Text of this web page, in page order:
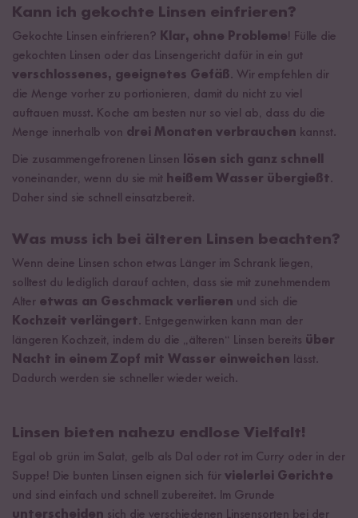
Kann ich gekochte Linsen einfrieren?
Gekochte Linsen einfrieren? Klar, ohne Probleme! Fülle die
gekochten Linsen oder das Linsengericht dafür in ein gut
verschlossenes, geeignetes Gefäß. Wir empfehlen dir
die Menge vorher zu portionieren, damit du nicht zu viel
auftauen musst. Koche am besten nur so viel ab, dass du die
Menge innerhalb von drei Monaten verbrauchen kannst.
Die zusammengefrorenen Linsen
lösen sich ganz schnell
voneinander, wenn du sie mit heißem Wasser übergießt.
Daher sind sie schnell einsatzbereit.
Was muss ich bei älteren Linsen beachten?
Wenn deine Linsen schon etwas Länger im Schrank liegen,
solltest du lediglich darauf achten, dass sie mit zunehmendem
Alter etwas an Geschmack verlieren und sich die
Kochzeit verlängert. Entgegenwirken kann man der
längeren Kochzeit, indem du die „älteren“ Linsen bereits über
Nacht in einem Zopf mit Wasser einweichen lässt.
Dadurch werden sie schneller wieder weich.
Linsen bieten nahezu endlose Vielfalt!
Egal ob grün im Salat, gelb als Dal oder rot im Curry oder in der
Suppe! Die bunten Linsen eignen sich für vielerlei Gerichte
und sind einfach und schnell zubereitet. Im Grunde
unterscheiden sich die verschiedenen Linsensorten bei der